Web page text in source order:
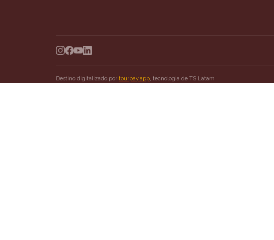
Destino digitalizado por tourpay.app, tecnologia de TS Latam